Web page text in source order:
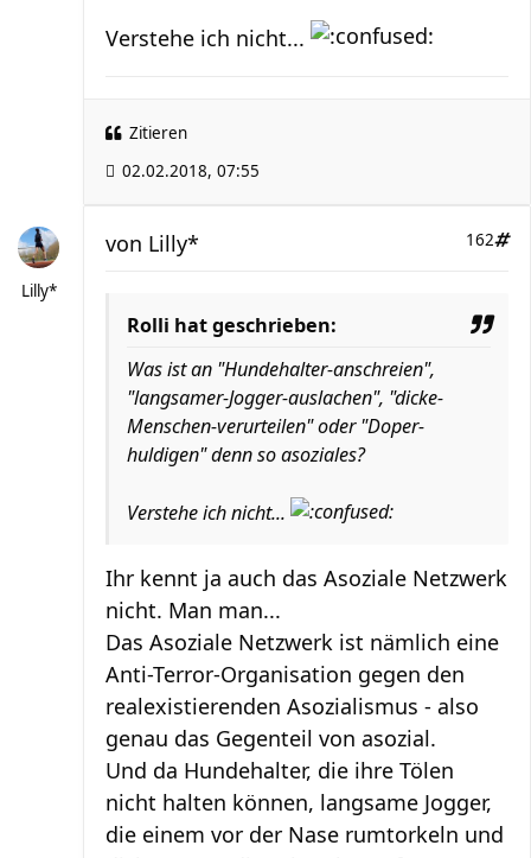
Verstehe ich nicht...
Zitieren
02.02.2018, 07:55
Lilly*
162
von Lilly*
Rolli hat geschrieben:
Was ist an "Hundehalter-anschreien",
"langsamer-Jogger-auslachen", "dicke-
Menschen-verurteilen" oder "Doper-
huldigen" denn so asoziales?
Verstehe ich nicht...
Ihr kennt ja auch das Asoziale Netzwerk
nicht. Man man...
Das Asoziale Netzwerk ist nämlich eine
Anti-Terror-Organisation gegen den
realexistierenden Asozialismus - also
genau das Gegenteil von asozial.
Und da Hundehalter, die ihre Tölen
nicht halten können, langsame Jogger,
die einem vor der Nase rumtorkeln und